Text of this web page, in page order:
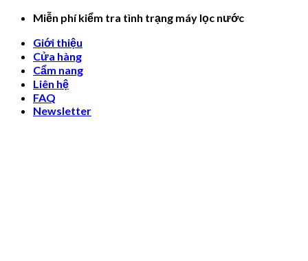
Skip
content
Miễn phí kiểm tra tình trạng máy lọc nước
Giới thiệu
Cửa hàng
Cẩm nang
Liên hệ
FAQ
Newsletter